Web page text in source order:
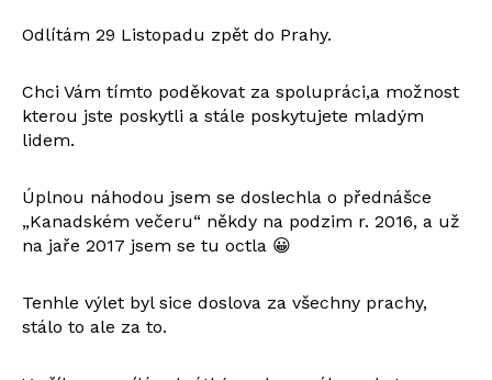
Odlítám 29 Listopadu zpět do Prahy.
Chci Vám tímto poděkovat za spolupráci,a možnost
kterou jste poskytli a stále poskytujete mladým
lidem.
Úplnou náhodou jsem se doslechla o přednášce
„Kanadském večeru“ někdy na podzim r. 2016, a už
na jaře 2017 jsem se tu octla 😀
Tenhle výlet byl sice doslova za všechny prachy,
stálo to ale za to.